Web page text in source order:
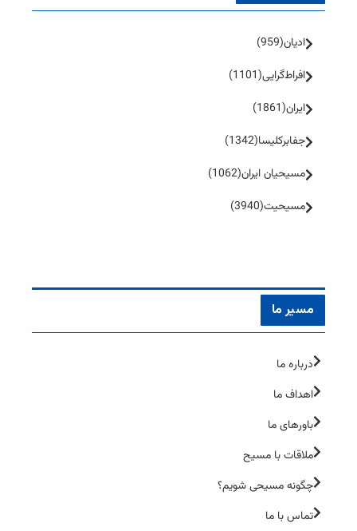
ادیان(959)
افراط‌گرایی(1101)
ایران(1861)
جفا‌بر‌کلیسا(1342)
مسیحیان ایران(1062)
مسیحیت(3940)
مسیر ما
درباره ما
اهداف ما
باورهای ما
ملاقات با مسیح
چگونه مسیحی شویم؟
تماس با ما